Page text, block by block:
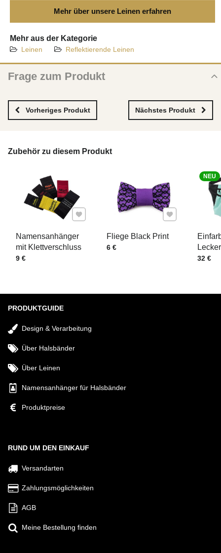
Mehr über unsere Leinen erfahren
Mehr aus der Kategorie
Leinen Reflektierende Leinen
Frage zum Produkt
NAME
IHRE FRAGE ZUM PRODUKT
Senden
Vorheriges Produkt Nächstes Produkt
Zubehör zu diesem Produkt
Namensanhänger
mit Klettverschluss
Preis mit MwSt.
9 €
Zu Favoriten hinzufügen
Fliege Black Print
Preis mit MwSt.
6 €
Zu Favoriten
Preis
32 €
NEU
PRODUKTGUIDE
Design & Verarbeitung
Über Halsbänder
Über Leinen
Namensanhänger für Halsbänder
Produktpreise
RUND UM DEN EINKAUF
Versandarten
Zahlungsmöglichkeiten
AGB
Meine Bestellung finden